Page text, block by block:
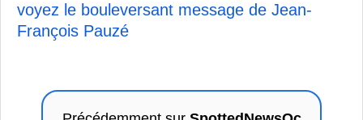
voyez le bouleversant message de Jean-
François Pauzé